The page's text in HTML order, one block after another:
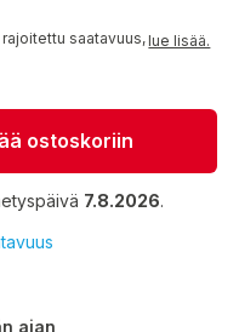
saatavuus,lue lisää.
ostoskoriin
7.8.2026.
ajan